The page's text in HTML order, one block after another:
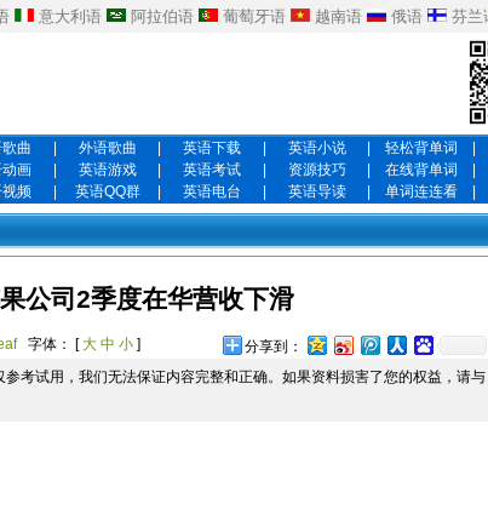
意大利语 阿拉伯语 葡萄牙语 越南语 俄语 芬兰
曲 外语歌曲 英语下载 英语小说 轻松背单词
画 英语游戏 英语考试 资源技巧 在线背单词
频 英语QQ群 英语电台 英语导读 单词连连看
公司2季度在华营收下滑
字体： [大 中 小 ]
分享到：
考试用，我们无法保证内容完整和正确。如果资料损害了您的权益，请与